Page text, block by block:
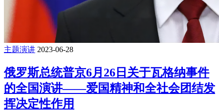
主题演讲 2023-06-28
俄罗斯总统普京6月26日关于瓦格纳事件
的全国演讲——爱国精神和全社会团结发
挥决定性作用